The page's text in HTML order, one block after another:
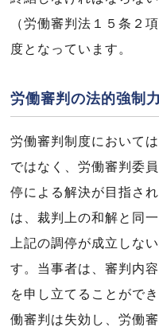
（労働審判法１５条２
度となっています。
労働審判の法的強制
労働審判制度において
ではなく、労働審判委
停による解決が目指さ
は、裁判上の和解と同
上記の調停が成立しな
す。当事者は、審判内
を申し立てることがで
働審判は失効し、労働